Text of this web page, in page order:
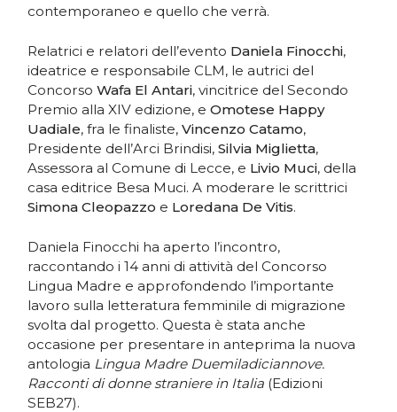
contemporaneo e quello che verrà.
Relatrici e relatori dell’evento Daniela Finocchi,
ideatrice e responsabile CLM, le autrici del
ConcorsoWafa El Antari, vincitrice del Secondo
Premio alla XIV edizione, eOmotese Happy
Uadiale, fra le finaliste,Vincenzo Catamo,
Presidente dell’Arci Brindisi,Silvia Miglietta,
Assessora al Comune di Lecce, e Livio Muci, della
casa editrice Besa Muci. A moderare le scrittrici
Simona Cleopazzo e Loredana De Vitis.
Daniela Finocchi ha aperto l’incontro,
raccontando i 14 anni di attività del Concorso
Lingua Madre e approfondendo l’importante
lavoro sulla letteratura femminile di migrazione
svolta dal progetto. Questa è stata anche
occasione per presentare in anteprima la nuova
antologia Lingua Madre Duemiladiciannove.
Racconti di donne straniere in Italia (Edizioni
SEB27).